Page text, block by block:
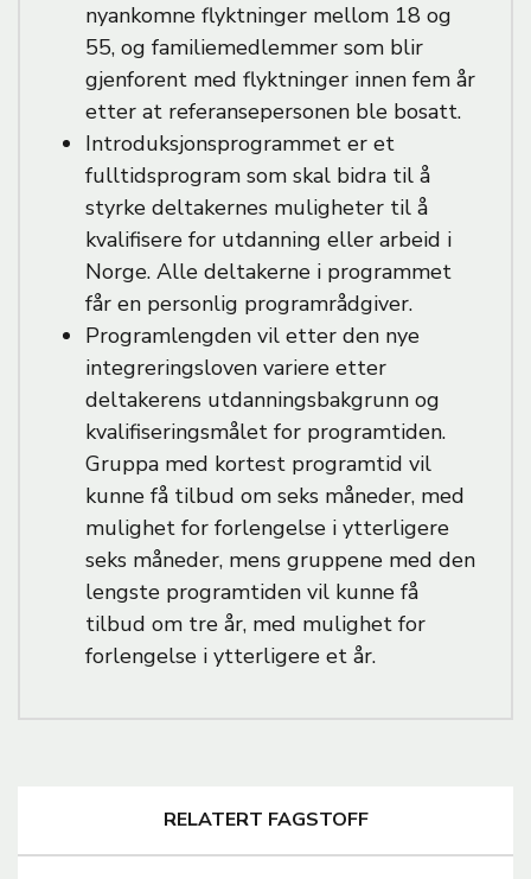
nyankomne flyktninger mellom 18 og
55, og familiemedlemmer som blir
gjenforent med flyktninger innen fem år
etter at referansepersonen ble bosatt.
Introduksjonsprogrammet er et
fulltidsprogram som skal bidra til å
styrke deltakernes muligheter til å
kvalifisere for utdanning eller arbeid i
Norge. Alle deltakerne i programmet
får en personlig programrådgiver.
Programlengden vil etter den nye
integreringsloven variere etter
deltakerens utdanningsbakgrunn og
kvalifiseringsmålet for programtiden.
Gruppa med kortest programtid vil
kunne få tilbud om seks måneder, med
mulighet for forlengelse i ytterligere
seks måneder, mens gruppene med den
lengste programtiden vil kunne få
tilbud om tre år, med mulighet for
forlengelse i ytterligere et år.
RELATERT FAGSTOFF